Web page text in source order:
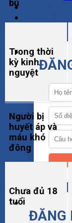
ĐĂNG
bú
Trong thời
kỳ kinh
nguyệt
Người bị
huyết áp và
máu khó
đông
Chưa đủ 18
tuổi